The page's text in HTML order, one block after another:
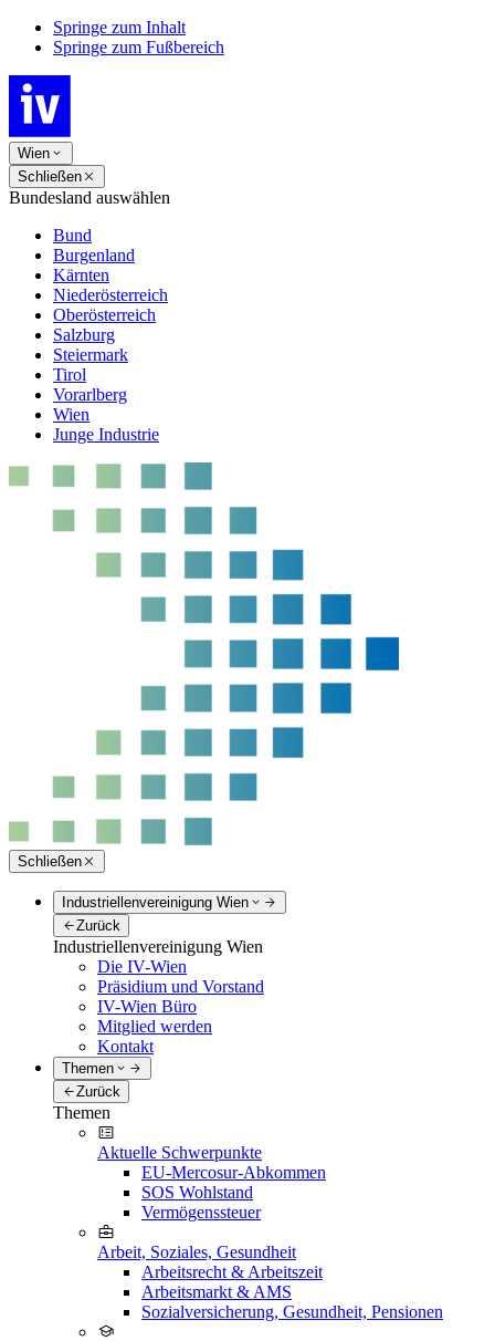
Springe zum Inhalt
Springe zum Fußbereich
Wien
Schließen
Bundesland auswählen
Bund
Burgenland
Kärnten
Niederösterreich
Oberösterreich
Salzburg
Steiermark
Tirol
Vorarlberg
Wien
Junge Industrie
Schließen
Industriellenvereinigung Wien
Zurück
Industriellenvereinigung Wien
Die IV-Wien
Präsidium und Vorstand
IV-Wien Büro
Mitglied werden
Kontakt
Themen
Zurück
Themen
Aktuelle Schwerpunkte
EU-Mercosur-Abkommen
SOS Wohlstand
Vermögenssteuer
Arbeit, Soziales, Gesundheit
Arbeitsrecht & Arbeitszeit
Arbeitsmarkt & AMS
Sozialversicherung, Gesundheit, Pensionen